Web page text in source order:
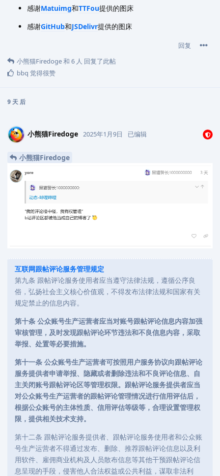
感谢Matuimg和TTFou提供的图床
感谢GitHub和JSDelivr提供的图床
回复
小熊猫Firedoge和 6 人 回复了此帖
bbq 觉得很赞
9 天 后
小熊猫Firedoge 2025年1月9日 已编辑
小熊猫Firedoge
互联网跟帖评论服务管理规定
第九条 跟帖评论服务使用者应当遵守法律法规，遵循公序良
俗，弘扬社会主义核心价值观，不得发布法律法规和国家有关
规定禁止的信息内容。
第十条 公众账号生产运营者应当对账号跟帖评论信息内容加强
审核管理，及时发现跟帖评论环节违法和不良信息内容，采取
举报、处置等必要措施。
第十一条 公众账号生产运营者可按照用户服务协议向跟帖评论
服务提供者申请举报、隐藏或者删除违法和不良评论信息、自
主关闭账号跟帖评论区等管理权限。跟帖评论服务提供者应当
对公众账号生产运营者的跟帖评论管理情况进行信用评估后，
根据公众账号的主体性质、信用评估等级等，合理设置管理权
限，提供相关技术支持。
第十二条 跟帖评论服务提供者、跟帖评论服务使用者和公众账
号生产运营者不得通过发布、删除、推荐跟帖评论信息以及利
用软件、雇佣商业机构及人员散布信息等其他干预跟帖评论信
息呈现的手段，侵害他人合法权益或公共利益，谋取非法利